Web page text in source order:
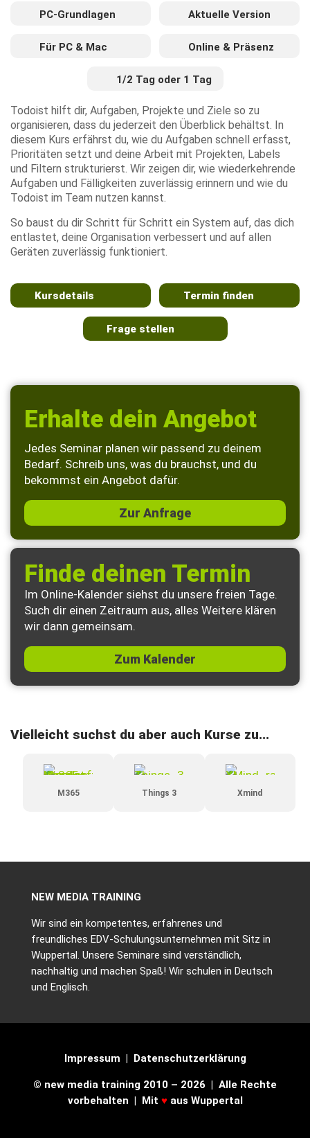
PC-Grundlagen Aktuelle Version
Für PC & Mac Online & Präsenz
1/2 Tag oder 1 Tag
Todoist hilft dir, Aufgaben, Projekte und Ziele so zu
organisieren, dass du jederzeit den Überblick behältst. In
diesem Kurs erfährst du, wie du Aufgaben schnell erfasst,
Prioritäten setzt und deine Arbeit mit Projekten, Labels
und Filtern strukturierst. Wir zeigen dir, wie wiederkehrende
Aufgaben und Fälligkeiten zuverlässig erinnern und wie du
Todoist im Team nutzen kannst.
So baust du dir Schritt für Schritt ein System auf, das dich
entlastet, deine Organisation verbessert und auf allen
Geräten zuverlässig funktioniert.
Kursdetails Termin finden
Frage stellen
Erhalte dein Angebot
Jedes Seminar planen wir passend zu deinem
Bedarf. Schreib uns, was du brauchst, und du
bekommst ein Angebot dafür.
Zur Anfrage
Finde deinen Termin
Im Online-Kalender siehst du unsere freien Tage.
Such dir einen Zeitraum aus, alles Weitere klären
wir dann gemeinsam.
Zum Kalender
Vielleicht suchst du aber auch Kurse zu...
M365 Things 3 Xmind
NEW MEDIA TRAINING
Wir sind ein kompetentes, erfahrenes und
freundliches EDV-Schulungsunternehmen mit Sitz in
Wuppertal. Unsere Seminare sind verständlich,
nachhaltig und machen Spaß! Wir schulen in Deutsch
und Englisch.
Impressum Datenschutzerklärung
© new media training 2010 – 2026 | Alle Rechte
vorbehalten | Mit ♥aus Wuppertal